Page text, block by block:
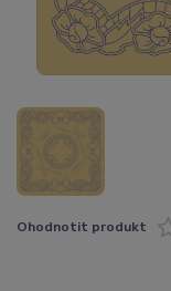
Ohodnotit produkt